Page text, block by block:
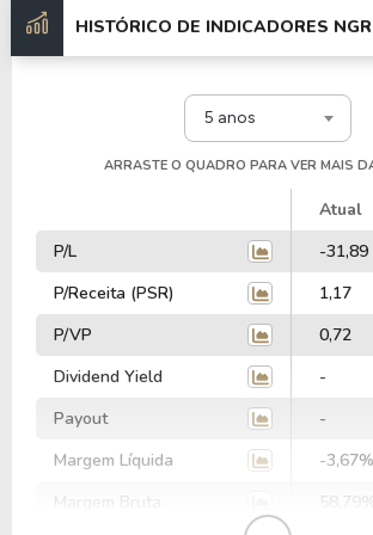
HISTÓRICO DE INDICADORES
5 anos
ARRASTE O QUADRO PARA VER MAIS
Atual
P/L
-31,89
P/Receita (PSR)
1,17
P/VP
0,72
Dividend Yield
-
Payout
-
Margem Líquida
-3,67%
Margem Bruta
58,79%